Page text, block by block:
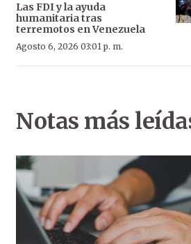
Las FDI y la ayuda
humanitaria tras
terremotos en Venezuela
Agosto 6, 2026 03:01 p. m.
Notas más